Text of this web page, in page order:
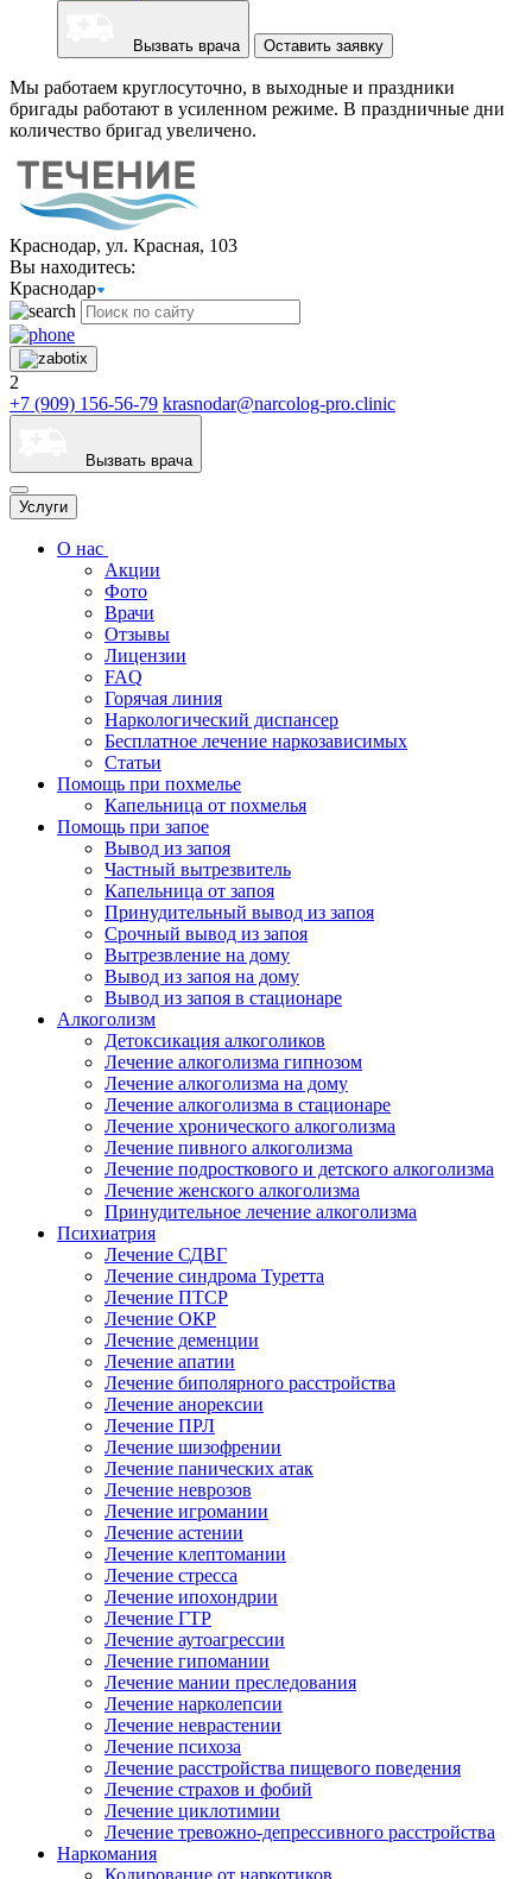
Вызвать врача Оставить заявку
Мы работаем круглосуточно, в выходные и праздники
бригады работают в усиленном режиме. В праздничные дни
количество бригад увеличено.
Краснодар, ул. Красная, 103
Вы находитесь:
Краснодар
2
+7 (909) 156-56-79 krasnodar@narcolog-pro.clinic
Вызвать врача
Услуги
О нас
Акции
Фото
Врачи
Отзывы
Лицензии
FAQ
Горячая линия
Наркологический диспансер
Бесплатное лечение наркозависимых
Статьи
Помощь при похмелье
Капельница от похмелья
Помощь при запое
Вывод из запоя
Частный вытрезвитель
Капельница от запоя
Принудительный вывод из запоя
Срочный вывод из запоя
Вытрезвление на дому
Вывод из запоя на дому
Вывод из запоя в стационаре
Алкоголизм
Детоксикация алкоголиков
Лечение алкоголизма гипнозом
Лечение алкоголизма на дому
Лечение алкоголизма в стационаре
Лечение хронического алкоголизма
Лечение пивного алкоголизма
Лечение подросткового и детского алкоголизма
Лечение женского алкоголизма
Принудительное лечение алкоголизма
Психиатрия
Лечение СДВГ
Лечение синдрома Туретта
Лечение ПТСР
Лечение ОКР
Лечение деменции
Лечение апатии
Лечение биполярного расстройства
Лечение анорексии
Лечение ПРЛ
Лечение шизофрении
Лечение панических атак
Лечение неврозов
Лечение игромании
Лечение астении
Лечение клептомании
Лечение стресса
Лечение ипохондрии
Лечение ГТР
Лечение аутоагрессии
Лечение гипомании
Лечение мании преследования
Лечение нарколепсии
Лечение неврастении
Лечение психоза
Лечение расстройства пищевого поведения
Лечение страхов и фобий
Лечение циклотимии
Лечение тревожно-депрессивного расстройства
Наркомания
Кодирование от наркотиков